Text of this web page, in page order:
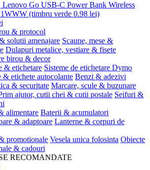
Lenovo Go USB-C Power Bank Wireless
(timbru verde 0.98 lei)
& protocol
solutii amenajare Scaune, mese &
Dulapuri metalice, vestiare & fisete
birou & decor
& etichetare Sisteme de etichetare Dymo
& etichete autocolante Benzi & adezivi
& securitate Marcare, scule & buzunare
ajutor, cutii chei & cutii postale Seifuri &
alimentare Baterii & acumulatori
& adaptoare Lanterne & corpuri de
promotionale Vesela unica folosinta Obiecte
& cadouri
RECOMANDATE